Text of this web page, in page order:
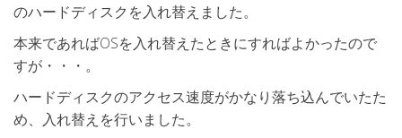
のハードディスクを入れ替えました。
本来であればOSを入れ替えたときにすればよかったので
すが・・・。
ハードディスクのアクセス速度がかなり落ち込んでいたた
め、入れ替えを行いました。